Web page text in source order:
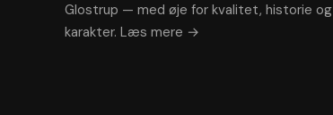
Glostrup — med øje for kvalitet, historie og
karakter. Læs mere →